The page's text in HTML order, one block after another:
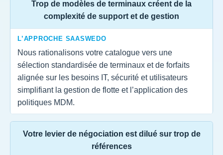
Trop de modèles de terminaux créent de la
complexité de support et de gestion
L’APPROCHE SAASWEDO
Nous rationalisons votre catalogue vers une
sélection standardisée de terminaux et de forfaits
alignée sur les besoins IT, sécurité et utilisateurs
simplifiant la gestion de flotte et l’application des
politiques MDM.
Votre levier de négociation est dilué sur trop de
références